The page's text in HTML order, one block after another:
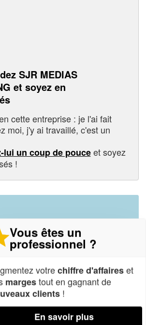
SJR MEDIAS
et soyez en
cette entreprise : je l'ai fait
moi, j'y ai travaillé, c'est un
lui un coup de pouceet soyez
!
| Map data © OpenStreetMap contributors,
Vous êtes un
professionnel ?
votrechiffre d'affaireset
margestout en gagnant de
clients !
En savoir plus